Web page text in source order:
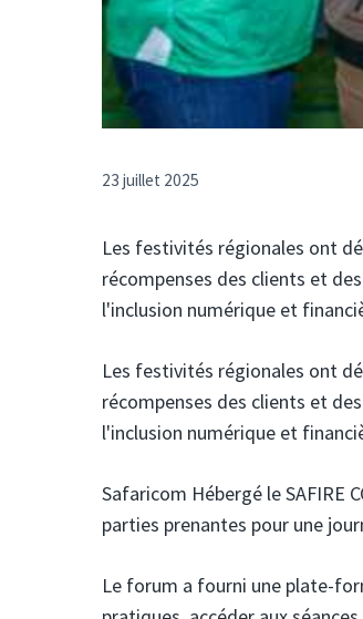
23 juillet 2025
Les festivités régionales ont
récompenses des clients et
l'inclusion numérique et
Les festivités régionales ont
récompenses des clients et
l'inclusion numérique et
Safaricom Hébergé le SAFIRE
parties prenantes pour une
Le forum a fourni une plate-